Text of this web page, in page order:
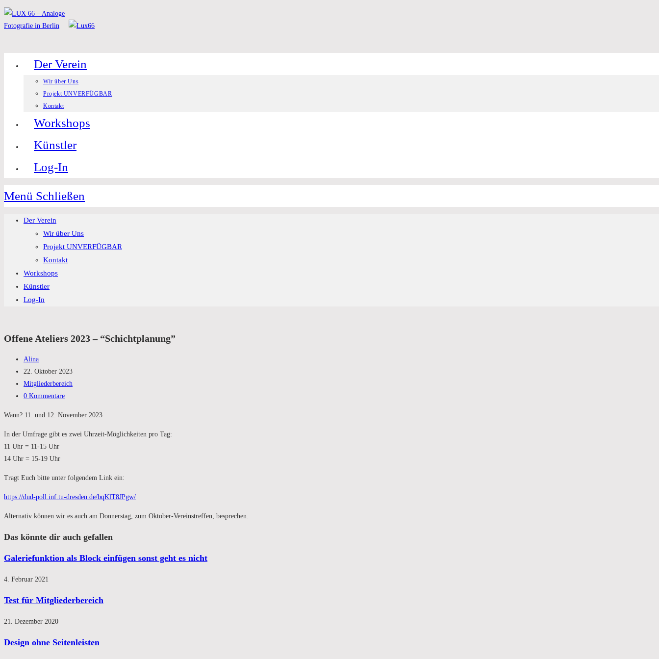
Zum
Inhalt
Der Verein
Wir über Uns
Projekt UNVERFÜGBAR
Kontakt
Workshops
Künstler
Log-In
Menü Schließen
Der Verein
Wir über Uns
Projekt UNVERFÜGBAR
Kontakt
Workshops
Künstler
Log-In
Offene Ateliers 2023 – “Schichtplanung”
Beitrags-
Autor:
Alina
Beitrag
veröffentlicht:
22. Oktober 2023
Beitrags-
Kategorie:
Mitgliederbereich
Beitrags-
0 Kommentare
Wann? 11. und 12. November 2023
In der Umfrage gibt es zwei Uhrzeit-Möglichkeiten pro Tag:
11 Uhr = 11-15 Uhr
14 Uhr = 15-19 Uhr
Tragt Euch bitte unter folgendem Link ein:
https://dud-poll.inf.tu-dresden.de/bqKlT8JPgw/
Alternativ können wir es auch am Donnerstag, zum Oktober-Vereinstreffen, besprechen.
Das könnte dir auch gefallen
Galeriefunktion als Block einfügen sonst geht es nicht
4. Februar 2021
Test für Mitgliederbereich
21. Dezember 2020
Design ohne Seitenleisten